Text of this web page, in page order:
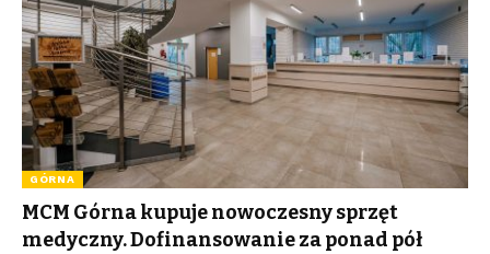
GÓRNA
MCM Górna kupuje nowoczesny sprzęt
medyczny. Dofinansowanie za ponad pół